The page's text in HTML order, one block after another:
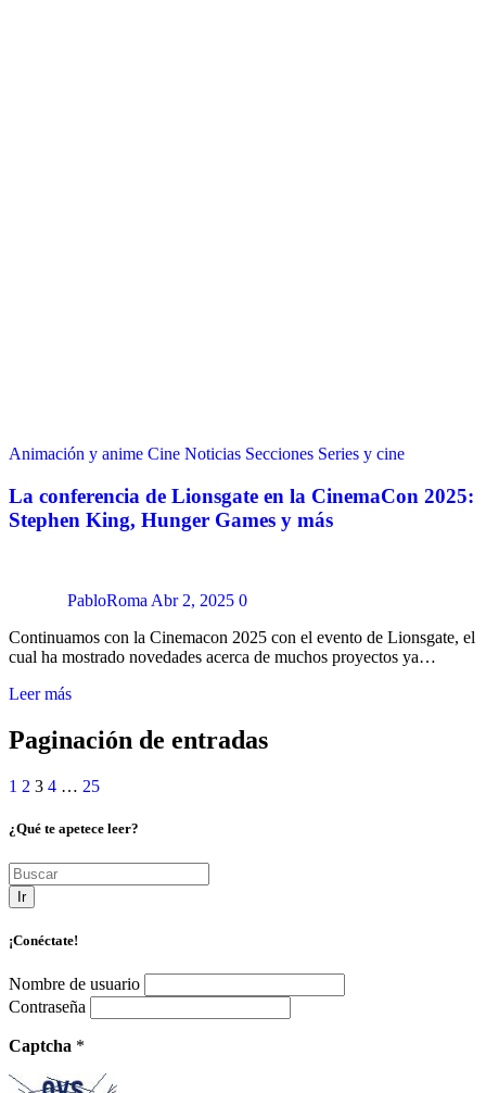
Animación y anime Cine Noticias Secciones Series y cine
La conferencia de Lionsgate en la CinemaCon 2025:
Stephen King, Hunger Games y más
PabloRoma Abr 2, 2025 0
Continuamos con la Cinemacon 2025 con el evento de Lionsgate, el
cual ha mostrado novedades acerca de muchos proyectos ya…
Leer más
Paginación de entradas
1 2 3 4 … 25
¿Qué te apetece leer?
Ir
¡Conéctate!
Nombre de usuario
Contraseña
Captcha *